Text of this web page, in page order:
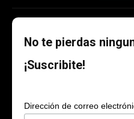
No te pierdas
¡Suscribite!
Dirección de correo